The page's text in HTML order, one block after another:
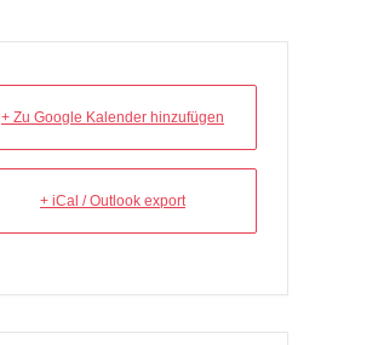
+ Zu Google Kalender hinzufügen
+ iCal / Outlook export